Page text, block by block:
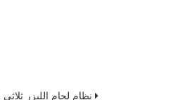
نظام لحام الليزر ثلاثي الأبعاد: